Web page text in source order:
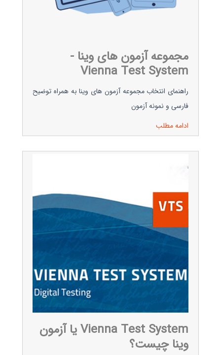
مجموعه آزمون های وینا -
Vienna Test System
راهنمای انتخاب مجموعه آزمون های وینا به همراه توضیح
فارسی و نمونه آزمون
ادامه مطلب
Vienna Test System یا آزمون
وینا چیست؟